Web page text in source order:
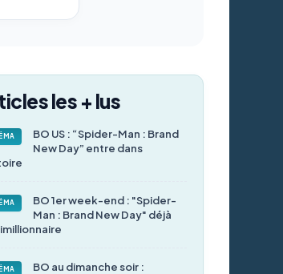
les + lus
BO US : “Spider-Man : Brand
New Day” entre dans
BO 1er week-end : "Spider-
Man : Brand New Day" déjà
BO au dimanche soir :